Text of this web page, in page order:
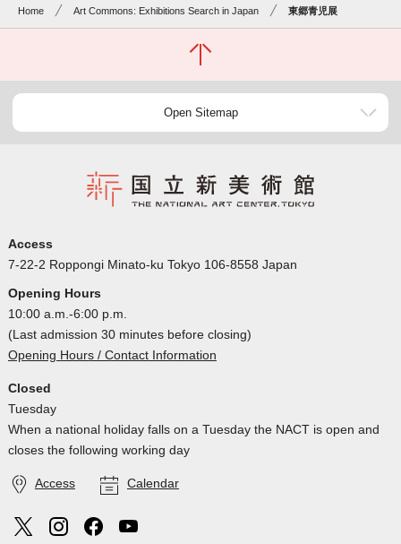
Home Art Commons: Exhibitions Search in Japan 東郷青児展
Open Sitemap
Access
7-22-2 Roppongi Minato-ku Tokyo 106-8558 Japan
Opening Hours
10:00 a.m.-6:00 p.m.
(Last admission 30 minutes before closing)
Opening Hours / Contact Information
Closed
Tuesday
When a national holiday falls on a Tuesday the NACT is open and
closes the following working day
Access Calendar